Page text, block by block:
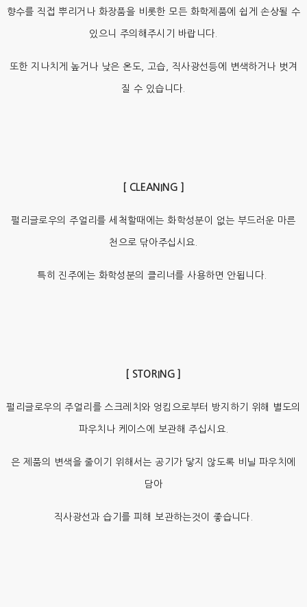
향수를 직접 뿌리거나 화장품을 비롯한 모든 화학제품에 쉽게 손상될 수
있으니 주의해주시기 바랍니다.
또한 지나치게 높거나 낮은 온도, 고습, 직사광선등에 변색하거나 벗겨
질 수 있습니다.
[ CLEANING ]
펄리글로우의 주얼리를 세척할때에는 화학성분이 없는 부드러운 마른
천으로 닦아주십시요.
특히 진주에는 화학성분의 클리너를 사용하면 안됩니다.
[ STORING ]
펄리글로우의 주얼리를 스크레치와 엉킴으로부터 방지하기 위해 별도의
파우치나 케이스에 보관해 주십시요.
은 제품의 변색을 줄이기 위해서는 공기가 닿지 않도록 비닐 파우치에
담아
직사광선과 습기를 피해 보관하는것이 좋습니다.